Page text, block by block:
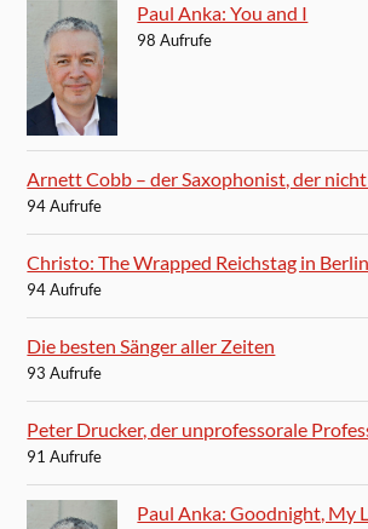
Paul Anka: You and I
98 Aufrufe
Arnett Cobb – der Saxophonist, der
94 Aufrufe
Christo: The Wrapped Reichstag in Berlin
94 Aufrufe
Die besten Sänger aller Zeiten
93 Aufrufe
Peter Drucker, der unprofessorale
91 Aufrufe
Paul Anka: Goodnight, My